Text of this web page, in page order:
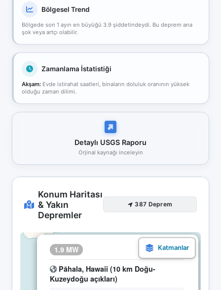
Bölgesel Trend
Bölgede son 1 ayın en büyüğü 3.9 şiddetindeydi. Bu deprem ana
şok veya artçı olabilir.
Zamanlama İstatistiği
Akşam: Evde istirahat saatleri, binaların doluluk oranının yüksek
olduğu zaman dilimi.
Detaylı USGS Raporu
Orjinal kaynağı inceleyin
Konum Haritası
& Yakın
Depremler
387 Deprem
1.9 MW 04.05 21:51
Pāhala, Hawaii (10 km Doğu-
Kuzeydoğu açıkları)
×